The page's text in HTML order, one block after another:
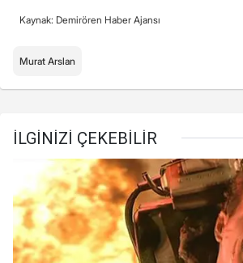
Kaynak: Demirören Haber Ajansı
Murat Arslan